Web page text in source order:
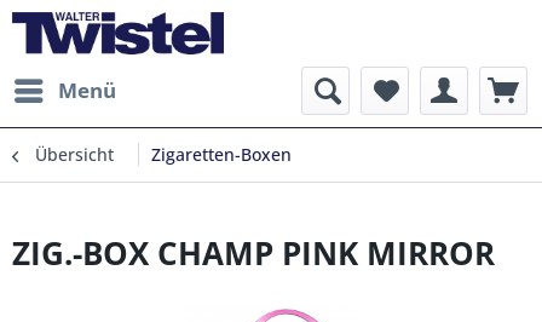
Menü
Übersicht Zigaretten-Boxen
ZIG.-BOX CHAMP PINK MIRROR